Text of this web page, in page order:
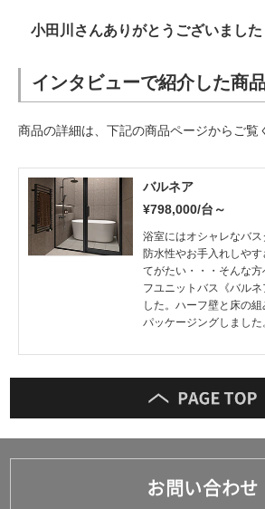
小田川さんありがとうございました
インタビューで紹介した商
商品の詳細は、下記の商品ページからご覧
バルネア
¥798,000/台～
浴室にはオシャレなバ
防水性やお手入れしや
てがたい・・・そんな
フユニットバス《バル
した。ハーフ壁と床の
パッケージングしました
お問い合わせ